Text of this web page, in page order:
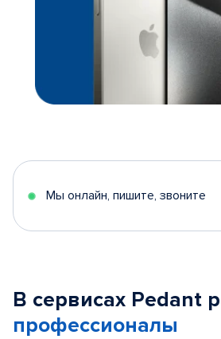
Мы онлайн, пишите, звоните
В сервисах Pedant
профессионалы